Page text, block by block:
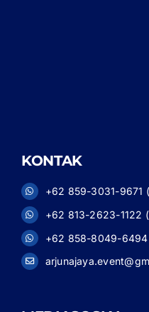
KONTAK
+62 859-3031-9671
+62 813-2623-1122
+62 858-8049-6494